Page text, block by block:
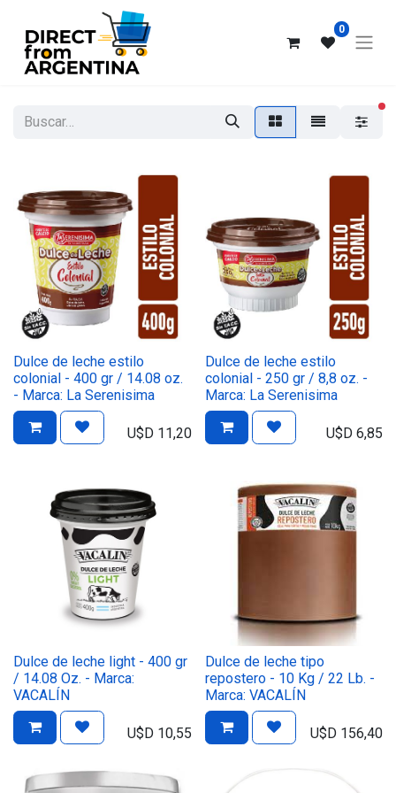
0
Dulce de leche estilo
colonial - 400 gr / 14.08 oz.
- Marca: La Serenisima
U$D 11,20
Dulce de leche estilo
colonial - 250 gr / 8,8 oz. -
Marca: La Serenisima
U$D 6,85
Dulce de leche light - 400 gr
/ 14.08 Oz. - Marca:
VACALÍN
U$D 10,55
Dulce de leche tipo
repostero - 10 Kg / 22 Lb. -
Marca: VACALÍN
U$D 156,40